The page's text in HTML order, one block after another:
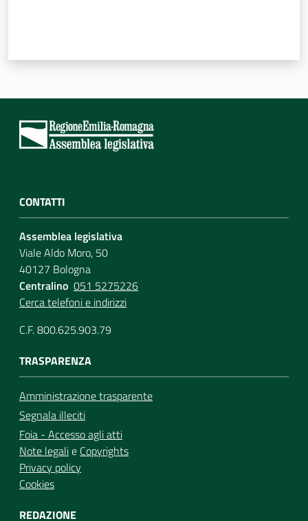
CONTATTI
Assemblea legislativa
Viale Aldo Moro, 50
40127 Bologna
Centralino 051 5275226
Cerca telefoni e indirizzi
C.F. 800.625.903.79
TRASPARENZA
Amministrazione trasparente
Segnala illeciti
Foia - Accesso agli atti
Note legalie Copyrights
Privacy policy
Cookies
REDAZIONE